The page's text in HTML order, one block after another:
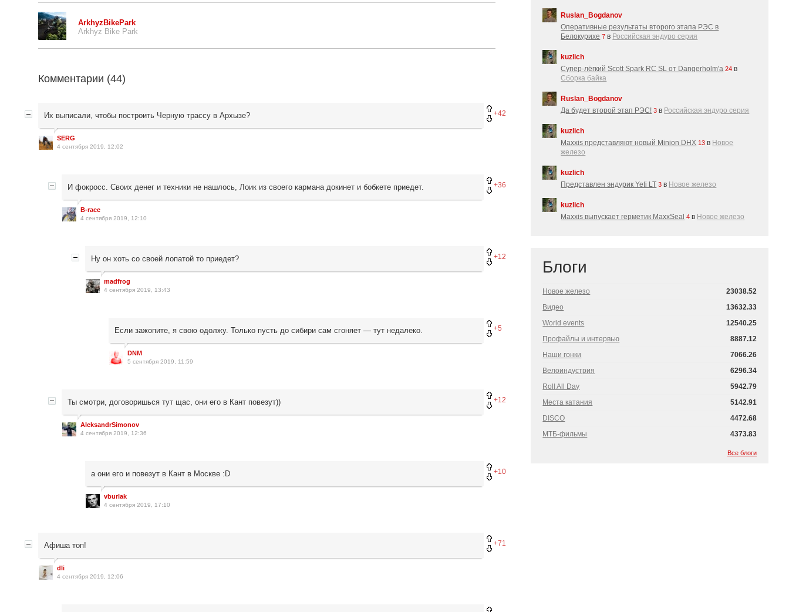
ArkhyzBikePark
Arkhyz Bike Park
Комментарии (44)
+42
Их выписали, чтобы построить Черную трассу в Архызе?
SERG
4 сентября 2019, 12:02
+36
И фокросс. Своих денег и техники не нашлось, Лоик из своего кармана докинет и бобкете приедет.
B-race
4 сентября 2019, 12:10
+12
Ну он хоть со своей лопатой то приедет?
madfrog
4 сентября 2019, 13:43
+5
Если зажопите, я свою одолжу. Только пусть до сибири сам сгоняет — тут недалеко.
DNM
5 сентября 2019, 11:59
+12
Ты смотри, договоришься тут щас, они его в Кант повезут))
AleksandrSimonov
4 сентября 2019, 12:36
+10
а они его и повезут в Кант в Москве :D
vburlak
4 сентября 2019, 17:10
+71
Афиша топ!
dli
4 сентября 2019, 12:06
Ruslan_Bogdanov
Оперативные результаты второго этапа РЭС в
Белокурихе 7 в Российская эндуро серия
kuzlich
Супер-лёгкий Scott Spark RC SL от Dangerholm'a 24 в
Сборка байка
Ruslan_Bogdanov
Да будет второй этап РЭС! 3 в Российская эндуро серия
kuzlich
Maxxis представляют новый Minion DHX 13 в Новое
железо
kuzlich
Представлен эндурик Yeti LT 3 в Новое железо
kuzlich
Maxxis выпускает герметик MaxxSeal 4 в Новое железо
Блоги
Новое железо
23038.52
Видео
13632.33
World events
12540.25
Профайлы и интервью
8887.12
Наши гонки
7066.26
Велоиндустрия
6296.34
Roll All Day
5942.79
Места катания
5142.91
DISCO
4472.68
МТБ-фильмы
4373.83
Все блоги